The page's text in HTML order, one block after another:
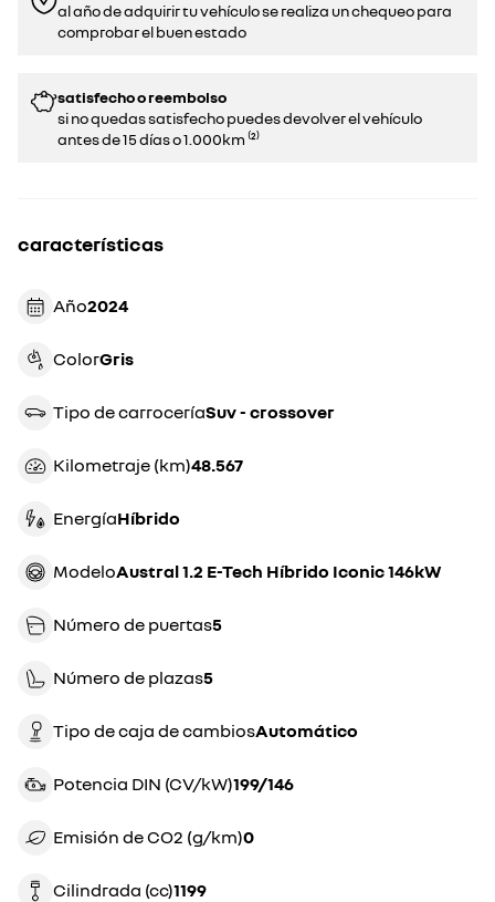
al año de adquirir tu vehículo se realiza un chequeo para
comprobar el buen estado​​
satisfecho o reembolso
si no quedas satisfecho puedes devolver el vehículo
antes de 15 días o 1.000km ⁽²⁾
características
Año 2024
Color gris
Tipo de carrocería suv - crossover
Kilometraje (km) 48.567
Energía híbrido
Modelo Austral 1.2 E-Tech Híbrido Iconic 146kW
Número de puertas5
Número de plazas5
Tipo de caja de cambios automático
Potencia DIN (CV/kW) 199/146
Emisión de CO2 (g/km)0
Cilindrada (cc) 1199